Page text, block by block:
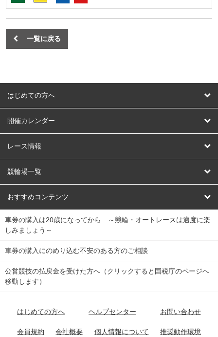
一覧に戻る
はじめての方へ
はじめての方へ
開催カレンダー
競輪
オートレース
競輪くじ
Dokanto!
チャリロトプラザ
レース情報
レース予想
レース結果
キャリーオーバー一覧
競輪場一覧
北日本 函館競輪場
関
東
弥彦競輪場 前橋競輪場 取手競輪場 宇都宮競輪場
関
東
小田原競輪場
名古屋競輪場 岐阜競輪場 大垣競輪場 豊橋競輪場
富山競輪場 松阪競輪場 四日市競輪場
おすすめコンテンツ
競輪選手情報
Perfecta Navi
netkeirin
車券の購入は20歳になってから ～競輪・オートレースは適度に楽
しみましょう～
車券の購入にのめり込む不安のある方のご相談
公営競技の払戻金を受けた方へ（クリックすると国税庁のページへ
移動します）
はじめての方へ ヘルプセンター お問い合わせ
会員規約 会社概要 個人情報について 推奨動作環境